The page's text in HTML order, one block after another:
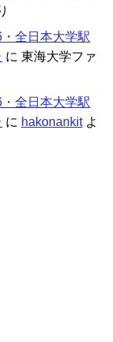
全日本大学駅
に 東海大学ファ
全日本大学駅
に hakonankitよ